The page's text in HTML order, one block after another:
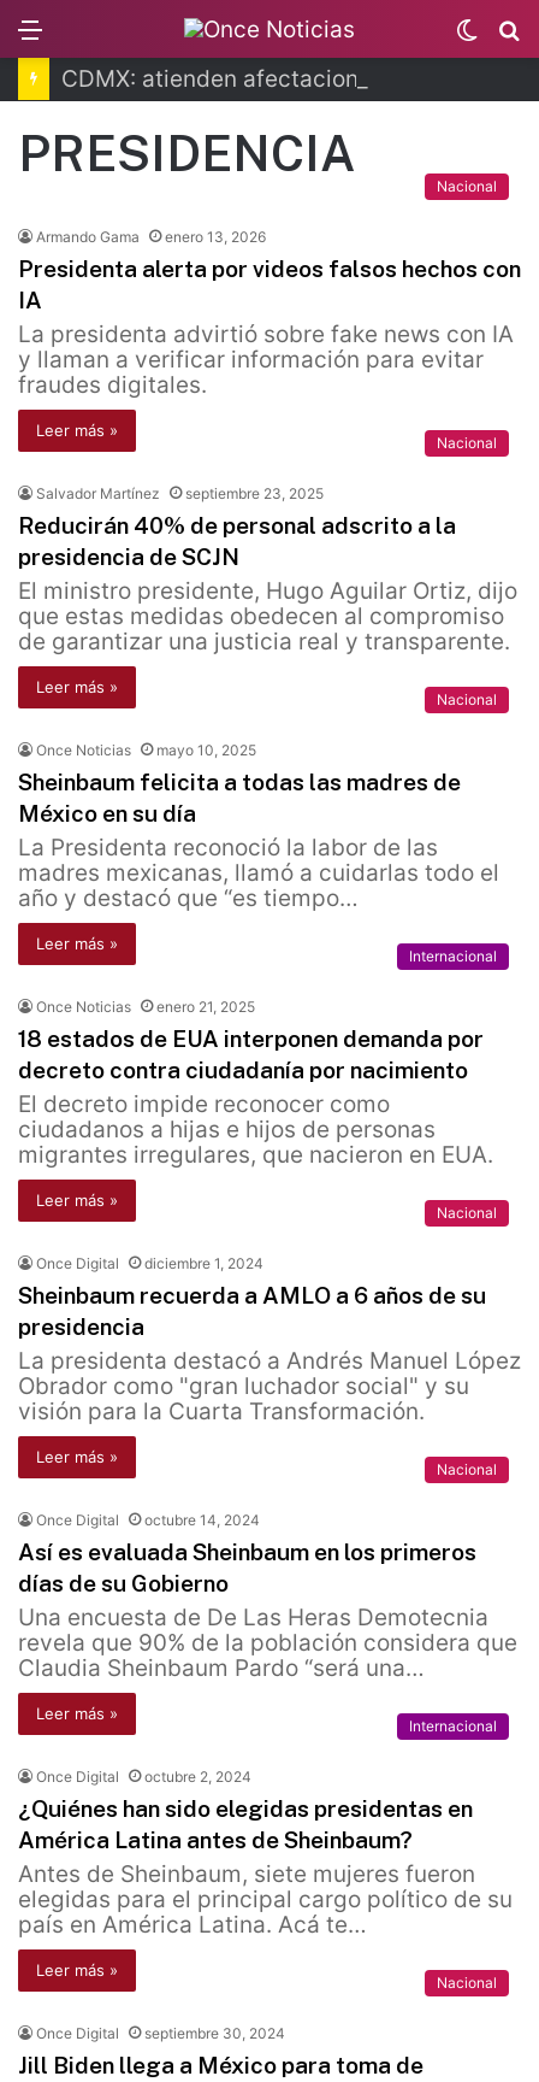
Switch
skin
PRESIDENCIA
Nacional
Armando Gama enero 13, 2026
Presidenta alerta por videos falsos hechos con
IA
La presidenta advirtió sobre fake news con IA
y llaman a verificar información para evitar
fraudes digitales.
Leer más »
Nacional
Salvador Martínez septiembre 23, 2025
Reducirán 40% de personal adscrito a la
presidencia de SCJN
El ministro presidente, Hugo Aguilar Ortiz, dijo
que estas medidas obedecen al compromiso
de garantizar una justicia real y transparente.
Leer más »
Nacional
Once Noticias mayo 10, 2025
Sheinbaum felicita a todas las madres de
México en su día
La Presidenta reconoció la labor de las
madres mexicanas, llamó a cuidarlas todo el
año y destacó que “es tiempo…
Leer más »
Internacional
Once Noticias enero 21, 2025
18 estados de EUA interponen demanda por
decreto contra ciudadanía por nacimiento
El decreto impide reconocer como
ciudadanos a hijas e hijos de personas
migrantes irregulares, que nacieron en EUA.
Leer más »
Nacional
Once Digital diciembre 1, 2024
Sheinbaum recuerda a AMLO a 6 años de su
presidencia
La presidenta destacó a Andrés Manuel López
Obrador como "gran luchador social" y su
visión para la Cuarta Transformación.
Leer más »
Nacional
Once Digital octubre 14, 2024
Así es evaluada Sheinbaum en los primeros
días de su Gobierno
Una encuesta de De Las Heras Demotecnia
revela que 90% de la población considera que
Claudia Sheinbaum Pardo “será una…
Leer más »
Internacional
Once Digital octubre 2, 2024
¿Quiénes han sido elegidas presidentas en
América Latina antes de Sheinbaum?
Antes de Sheinbaum, siete mujeres fueron
elegidas para el principal cargo político de su
país en América Latina. Acá te…
Leer más »
Nacional
Once Digital septiembre 30, 2024
Jill Biden llega a México para toma de